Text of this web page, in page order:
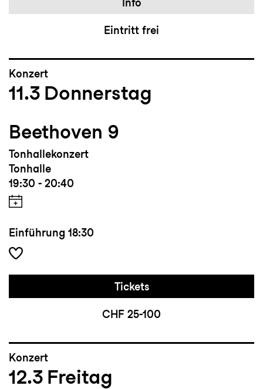
Info
Eintritt frei
Konzert
11.3 Donnerstag
Beethoven 9
Tonhallekonzert
Tonhalle
19:30 - 20:40
Einführung 18:30
Tickets
CHF 25-100
Konzert
12.3 Freitag